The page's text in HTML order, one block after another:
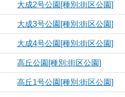
大成2号公園[種別:街区公園]
大成3号公園[種別:街区公園]
大成4号公園[種別:街区公園]
高丘公園[種別:街区公園]
高丘1号公園[種別:街区公園]